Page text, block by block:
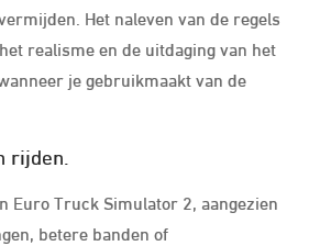
Het naleven van de regels
realisme en de uitdaging van het
je gebruikmaakt van de
rijden.
Euro Truck Simulator 2, aangezien
betere banden of